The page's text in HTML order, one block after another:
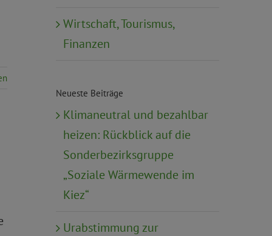
Wirtschaft, Tourismus,
Finanzen
Neueste Beiträge
Klimaneutral und bezahlbar
heizen: Rückblick auf die
Sonderbezirksgruppe
„Soziale Wärmewende im
Kiez“
Urabstimmung zur